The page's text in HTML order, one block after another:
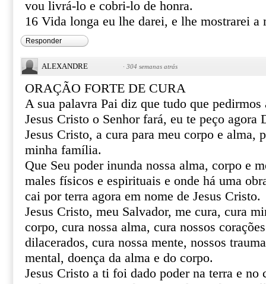
vou livrá-lo e cobri-lo de honra.
16 Vida longa eu lhe darei, e lhe mostrarei a
Responder
ALEXANDRE · 304 semanas atrás
ORAÇÃO FORTE DE CURA
A sua palavra Pai diz que tudo que pedirmos
Jesus Cristo o Senhor fará, eu te peço agora
Jesus Cristo, a cura para meu corpo e alma,
minha família.
Que Seu poder inunda nossa alma, corpo e
males físicos e espirituais e onde há uma
cai por terra agora em nome de Jesus Cristo.
Jesus Cristo, meu Salvador, me cura, cura
corpo, cura nossa alma, cura nossos
dilacerados, cura nossa mente, nossos
mental, doença da alma e do corpo.
Jesus Cristo a ti foi dado poder na terra e no